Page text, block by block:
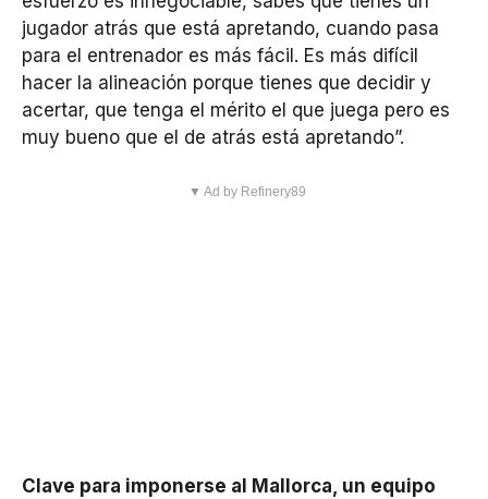
jugador atrás que está apretando, cuando pasa
para el entrenador es más fácil. Es más difícil
hacer la alineación porque tienes que decidir y
acertar, que tenga el mérito el que juega pero es
muy bueno que el de atrás está apretando”.
▼ Ad by Refinery89
Clave para imponerse al Mallorca, un equipo